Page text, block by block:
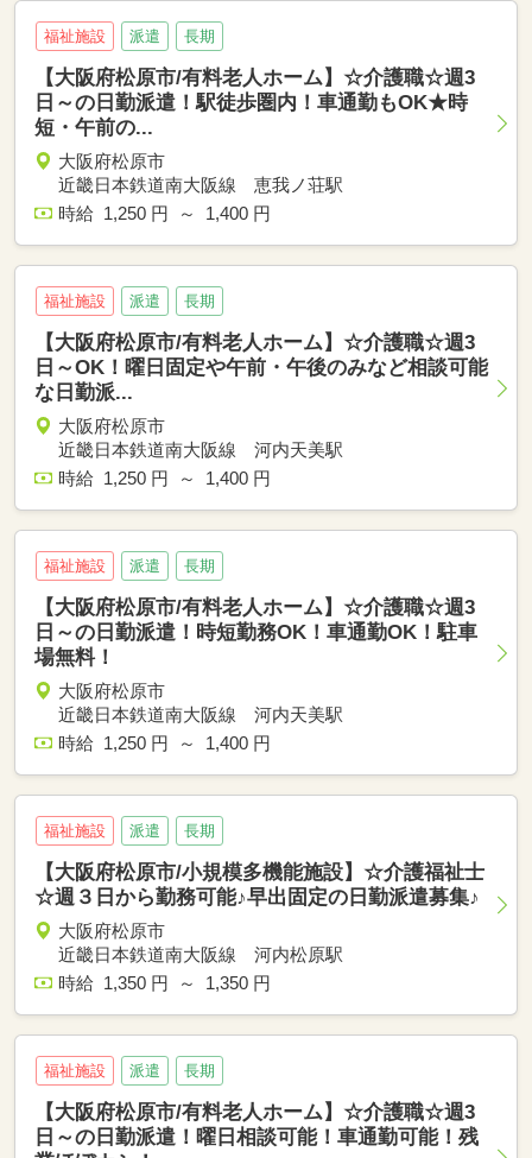
福祉施設 派遣 長期
【大阪府松原市/有料老人ホーム】☆介護職☆週3
日～の日勤派遣！駅徒歩圏内！車通勤もOK★時
短・午前の...
大阪府松原市
近畿日本鉄道南大阪線 恵我ノ荘駅
時給 1,250 円 ～ 1,400 円
福祉施設 派遣 長期
【大阪府松原市/有料老人ホーム】☆介護職☆週3
日～OK！曜日固定や午前・午後のみなど相談可能
な日勤派...
大阪府松原市
近畿日本鉄道南大阪線 河内天美駅
時給 1,250 円 ～ 1,400 円
福祉施設 派遣 長期
【大阪府松原市/有料老人ホーム】☆介護職☆週3
日～の日勤派遣！時短勤務OK！車通勤OK！駐車
場無料！
大阪府松原市
近畿日本鉄道南大阪線 河内天美駅
時給 1,250 円 ～ 1,400 円
福祉施設 派遣 長期
【大阪府松原市/小規模多機能施設】☆介護福祉士
☆週３日から勤務可能♪早出固定の日勤派遣募集♪
大阪府松原市
近畿日本鉄道南大阪線 河内松原駅
時給 1,350 円 ～ 1,350 円
福祉施設 派遣 長期
【大阪府松原市/有料老人ホーム】☆介護職☆週3
日～の日勤派遣！曜日相談可能！車通勤可能！残